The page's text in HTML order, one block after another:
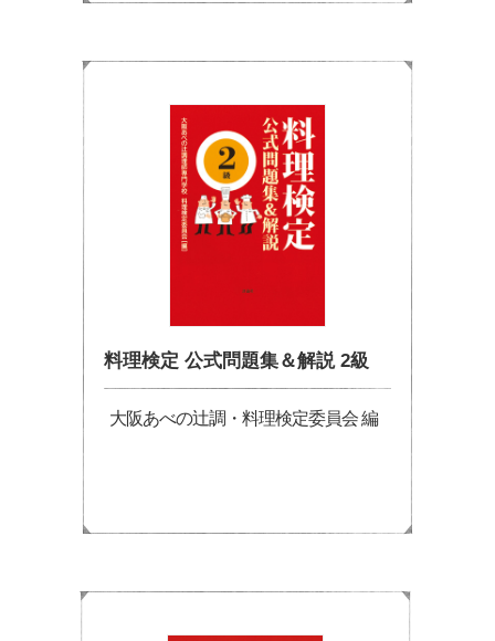
料理検定 公式問題集＆解説 2級
大阪あべの辻調・料理検定委員会 編